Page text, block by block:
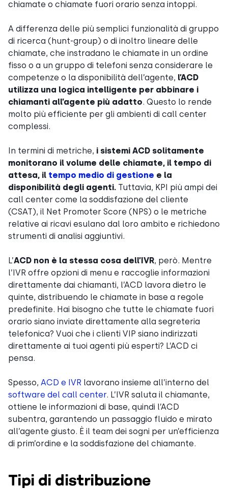
chiamate o chiamate fuori orario senza intoppi.
A differenza delle più semplici funzionalità di gruppo
di ricerca (hunt-group) o di inoltro lineare delle
chiamate, che instradano le chiamate in un ordine
fisso o a un gruppo di telefoni senza considerare le
competenze o la disponibilità dell’agente, l’ACD
utilizza una logica intelligente per abbinare i
chiamanti all’agente più adatto. Questo lo rende
molto più efficiente per gli ambienti di call center
complessi.
In termini di metriche, i sistemi ACD solitamente
monitorano il volume delle chiamate, il tempo di
attesa, il tempo medio di gestione e la
disponibilità degli agenti. Tuttavia, KPI più ampi dei
call center come la soddisfazione del cliente
(CSAT), il Net Promoter Score (NPS) o le metriche
relative ai ricavi esulano dal loro ambito e richiedono
strumenti di analisi aggiuntivi.
L’ACD non è la stessa cosa dell’IVR, però. Mentre
l’IVR offre opzioni di menu e raccoglie informazioni
direttamente dai chiamanti, l’ACD lavora dietro le
quinte, distribuendo le chiamate in base a regole
predefinite. Hai bisogno che tutte le chiamate fuori
orario siano inviate direttamente alla segreteria
telefonica? Vuoi che i clienti VIP siano indirizzati
direttamente ai tuoi agenti più esperti? L’ACD ci
pensa.
Spesso, ACD e IVR lavorano insieme all’interno del
software del call center. L’IVR saluta il chiamante,
ottiene le informazioni di base, quindi l’ACD
subentra, garantendo un passaggio fluido e mirato
all’agente giusto. È il team dei sogni per un’efficienza
di prim’ordine e la soddisfazione del chiamante.
Tipi di distribuzione